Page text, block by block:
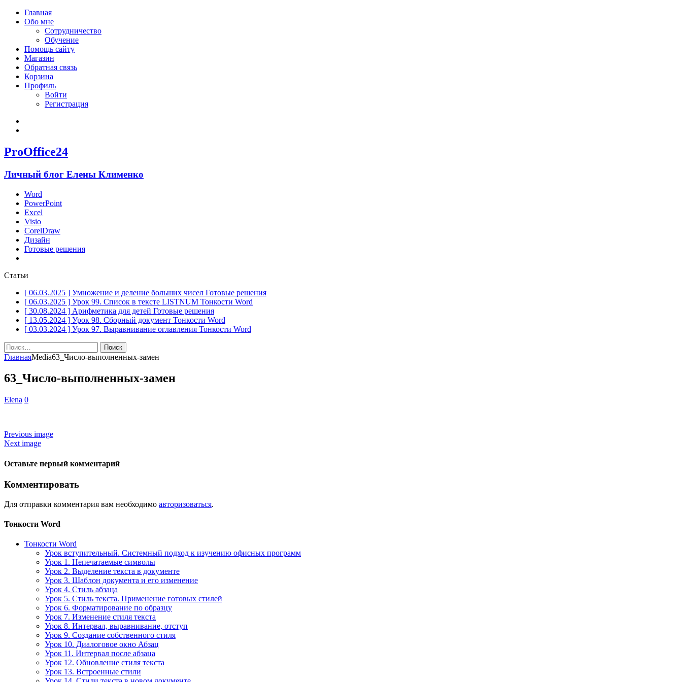
Главная
Обо мне
Сотрудничество
Обучение
Помощь сайту
Магазин
Обратная связь
Корзина
Профиль
Войти
Регистрация
ProOffice24
Личный блог Елены Клименко
Word
PowerPoint
Excel
Visio
CorelDraw
Дизайн
Готовые решения
Статьи
[ 06.03.2025 ] Умножение и деление больших чисел Готовые решения
[ 06.03.2025 ] Урок 99. Список в тексте LISTNUM Тонкости Word
[ 30.08.2024 ] Арифметика для детей Готовые решения
[ 13.05.2024 ] Урок 98. Сборный документ Тонкости Word
[ 03.03.2024 ] Урок 97. Выравнивание оглавления Тонкости Word
Найти:
ГлавнаяMedia63_Число-выполненных-замен
63_Число-выполненных-замен
Elena 0
Previous image
Next image
Оставьте первый комментарий
Комментировать
Для отправки комментария вам необходимо авторизоваться.
Тонкости Word
Тонкости Word
Урок вступительный. Системный подход к изучению офисных программ
Урок 1. Непечатаемые символы
Урок 2. Выделение текста в документе
Урок 3. Шаблон документа и его изменение
Урок 4. Стиль абзаца
Урок 5. Стиль текста. Применение готовых стилей
Урок 6. Форматирование по образцу
Урок 7. Изменение стиля текста
Урок 8. Интервал, выравнивание, отступ
Урок 9. Создание собственного стиля
Урок 10. Диалоговое окно Абзац
Урок 11. Интервал после абзаца
Урок 12. Обновление стиля текста
Урок 13. Встроенные стили